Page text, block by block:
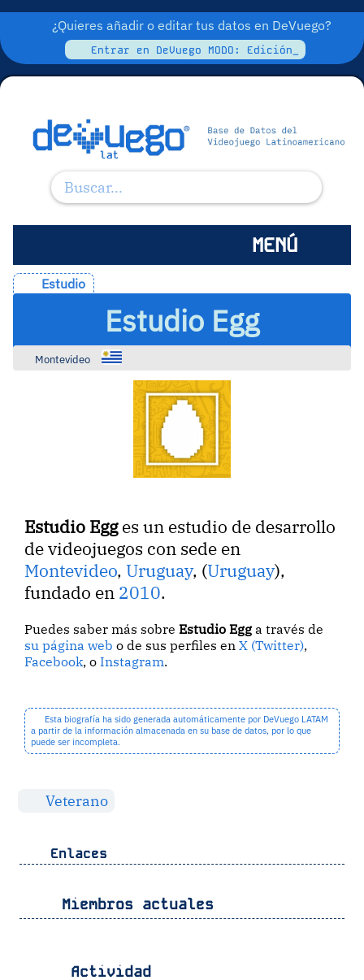
¿Quieres añadir o editar tus datos en DeVuego?
Entrar en DeVuego MODO: Edición_
MENÚ
Estudio
Estudio Egg
Montevideo
Estudio Egges un estudio de desarrollo
de videojuegos con sede en
Montevideo, Uruguay, (Uruguay),
fundado en 2010.
Puedes saber más sobreEstudio Egg a través de
su página web o de sus perfiles enX (Twitter),
Facebook, oInstagram.
Esta biografía ha sido generada automáticamente por DeVuego LATAM
a partir de la información almacenada en su base de datos, por lo que
puede ser incompleta.
Veterano
Enlaces
Miembros actuales
Actividad